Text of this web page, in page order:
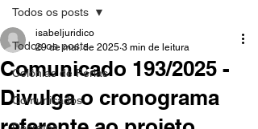
Todos os posts
Colônias de Férias
Comunicados
Todos os posts
Comunicado 193/2025 -
Divulga o cronograma
isabeljuridico
29 de mai. de 2025 3 min de leitura